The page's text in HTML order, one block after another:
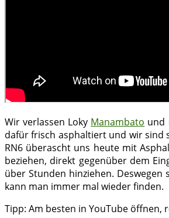
Wir verlassen Loky Manambato und
dafür frisch asphaltiert und wir sind
RN6 überascht uns heute mit
beziehen, direkt gegenüber dem
über Stunden hinziehen.
kann man immer mal wieder finden.
Tipp: Am besten in YouTube öffnen,